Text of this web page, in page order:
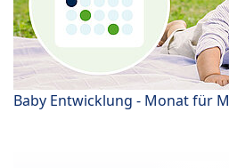
Baby Entwicklung - Monat für